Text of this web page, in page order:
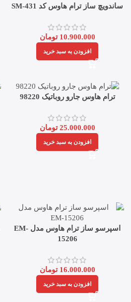
ساندویچ ساز ترام هاوس کد SM-431
10.900.000 تومان
افزودن به سبد خرید
ترام هاوس جارو روباتیک 98220
25.000.000 تومان
افزودن به سبد خرید
اسپرسو ساز ترام هاوس مدل EM-
15206
16.000.000 تومان
افزودن به سبد خرید